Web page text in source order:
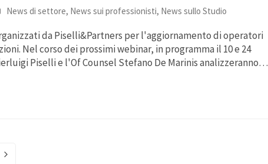
News di settore, News sui professionisti, News sullo Studio
da Piselli&Partners per l'aggiornamento di operatori
Nel corso dei prossimi webinar, in programma il 10 e 24
Piselli e l'Of Counsel Stefano De Marinis analizzeranno…
Successivo